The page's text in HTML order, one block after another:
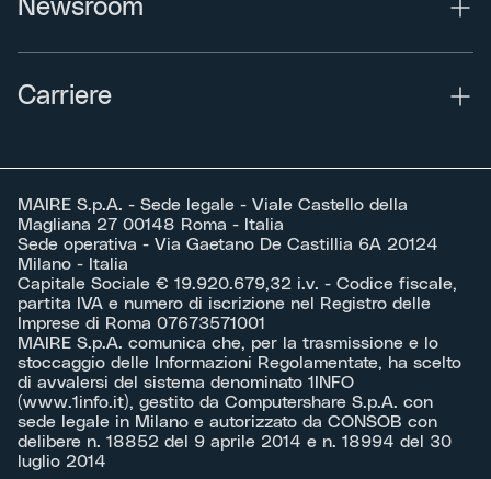
Newsroom
Carriere
MAIRE S.p.A. - Sede legale - Viale Castello della
Magliana 27 00148 Roma - Italia
Sede operativa - Via Gaetano De Castillia 6A 20124
Milano - Italia
Capitale Sociale € 19.920.679,32 i.v. - Codice fiscale,
partita IVA e numero di iscrizione nel Registro delle
Imprese di Roma 07673571001
MAIRE S.p.A. comunica che, per la trasmissione e lo
stoccaggio delle Informazioni Regolamentate, ha scelto
di avvalersi del sistema denominato 1INFO
(www.1info.it), gestito da Computershare S.p.A. con
sede legale in Milano e autorizzato da CONSOB con
delibere n. 18852 del 9 aprile 2014 e n. 18994 del 30
luglio 2014